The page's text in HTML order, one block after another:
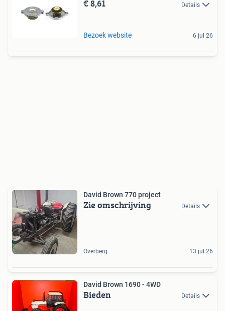
€ 8,61 Details
Bezoek website 6 jul 26
David Brown 770 project
Zie omschrijving Details
Overberg 13 jul 26
David Brown 1690 - 4WD
Bieden Details